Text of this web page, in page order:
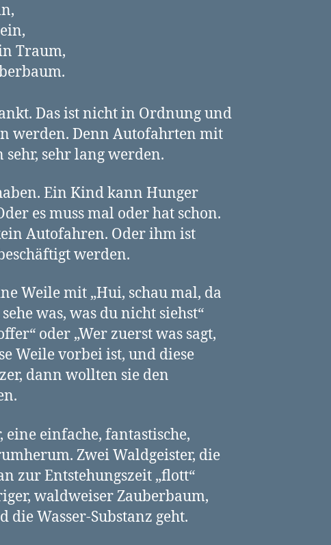
Traum,
Das ist nicht in Ordnung und
werden. Denn Autofahrten mit
sehr lang werden.
Ein Kind kann Hunger
es muss mal oder hat schon.
Autofahren. Oder ihm ist
werden.
Weile mit „Hui, schau mal, da
was, was du nicht siehst“
oder „Wer zuerst was sagt,
Weile vorbei ist, und diese
dann wollten sie den
einfache, fantastische,
Zwei Waldgeister, die
zur Entstehungszeit „flott“
waldweiser Zauberbaum,
die Wasser-Substanz geht.